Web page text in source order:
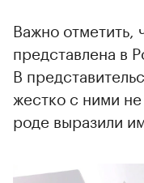
Важно отметить,
представлена в
В
жестко с ними
роде выразили